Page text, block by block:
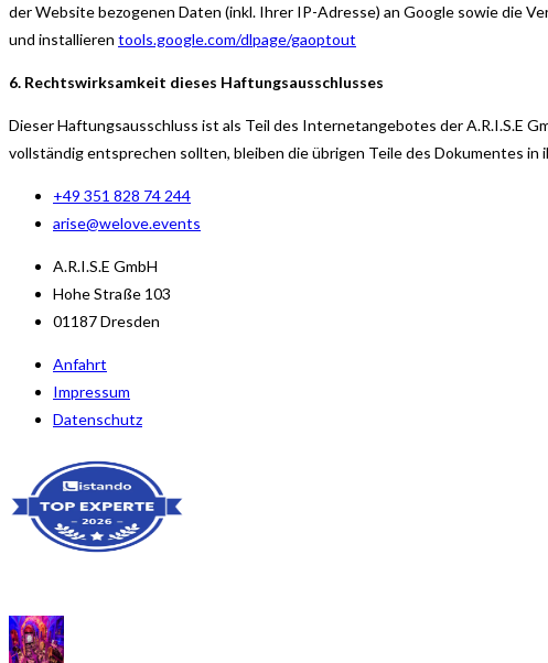
der Website bezogenen Daten (inkl. Ihrer IP-Adresse) an Google sowie die
und installieren tools.google.com/dlpage/gaoptout
6. Rechtswirksamkeit dieses Haftungsausschlusses
Dieser Haftungsausschluss ist als Teil des Internetangebotes der A.R.I.S.E
vollständig entsprechen sollten, bleiben die übrigen Teile des Dokumentes
+49 351 828 74 244
arise@welove.events
A.R.I.S.E GmbH
Hohe Straße 103
01187 Dresden
Anfahrt
Impressum
Datenschutz